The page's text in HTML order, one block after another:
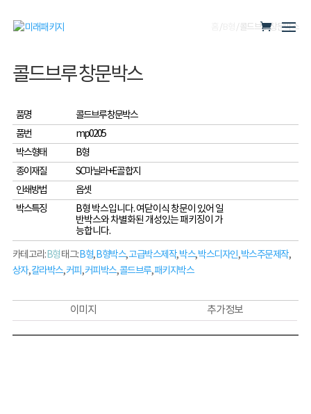
/ / 콜드브루 창문박스
콜드브루 창문박스
품명
콜드브루 창문박스
품번
mp0205
박스형태
B형
종이재질
SC마닐라+E골 합지
인쇄방법
옵셋
박스특징
B형 박스입니다. 여닫이식 창문이 있어 일
반박스와 차별화된 개성있는 패키징이 가
능합니다.
카테고리: B형태그: B형, B형박스,고급박스제작,박스,박스디자인,박스주문제작,
상자,칼라박스,커피,커피박스,콜드브루,패키지박스
이미지 추가 정보